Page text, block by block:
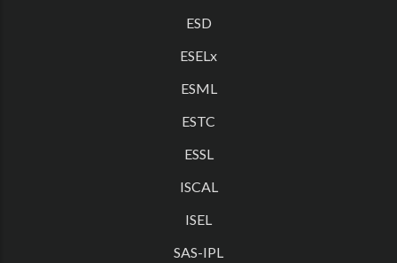
ESD
ESELx
ESML
ESTC
ESSL
ISCAL
ISEL
SAS-IPL